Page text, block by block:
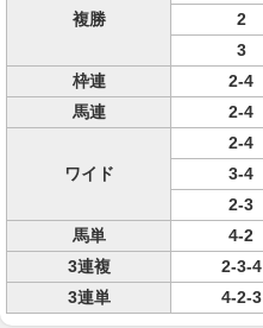
複勝
2
3
枠連
2-4
馬連
2-4
ワイド
2-4
3-4
2-3
馬単
4-2
3連複
2-3-4
3連単
4-2-3